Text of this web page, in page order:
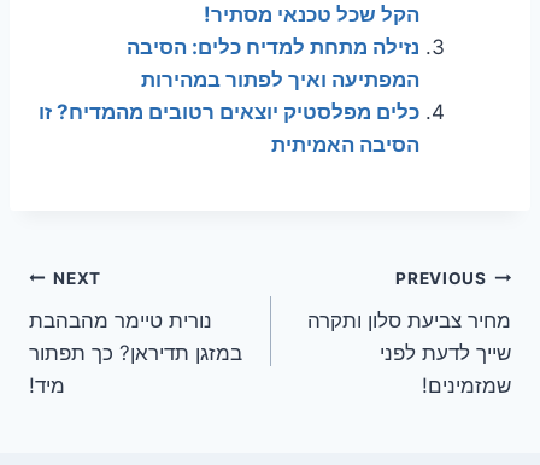
הקל שכל טכנאי מסתיר!
נזילה מתחת למדיח כלים: הסיבה
המפתיעה ואיך לפתור במהירות
כלים מפלסטיק יוצאים רטובים מהמדיח? זו
הסיבה האמיתית
ניווט
PREVIOUS
מחיר צביעת סלון ותקרה
שייך לדעת לפני
שמזמינים!
NEXT
נורית טיימר מהבהבת
במזגן תדיראן? כך תפתור
מיד!